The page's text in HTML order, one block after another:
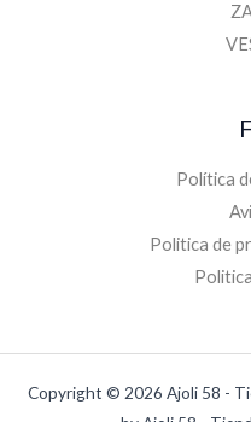
Política
Politica de
Copyright © 2026 Ajoli 58 -